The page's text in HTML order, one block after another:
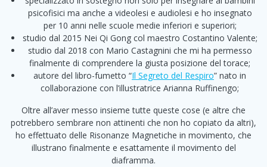
psicofisici ma anche a videolesi e audiolesi e ho insegnato
per 10 anni nelle scuole medie inferiori e superiori;
studio dal 2015 Nei Qi Gong col maestro Costantino Valente;
studio dal 2018 con Mario Castagnini che mi ha permesso
finalmente di comprendere la giusta posizione del torace;
autore del libro-fumetto “Il Segreto del Respiro” nato in
collaborazione con l’illustratrice Arianna Ruffinengo;
Oltre all’aver messo insieme tutte queste cose (e altre che
potrebbero sembrare non attinenti che non ho copiato da altri),
ho effettuato delle Risonanze Magnetiche in movimento, che
illustrano finalmente e esattamente il movimento del
diaframma.